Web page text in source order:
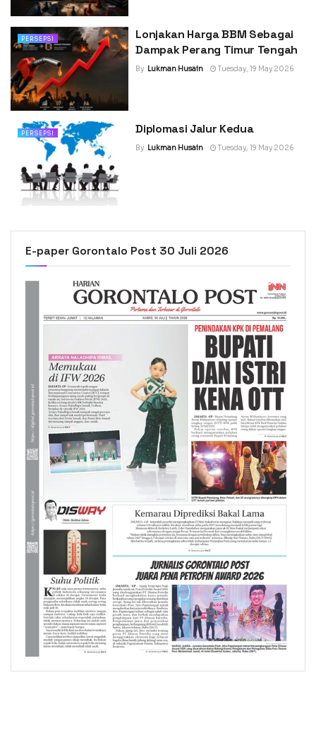
PERSEPSI
Lonjakan Harga BBM Sebagai
Dampak Perang Timur Tengah
By Lukman Husain Tuesday, 19 May 2026
PERSEPSI Diplomasi Jalur Kedua
By Lukman Husain Tuesday, 19 May 2026
E-paper Gorontalo Post 30 Juli 2026